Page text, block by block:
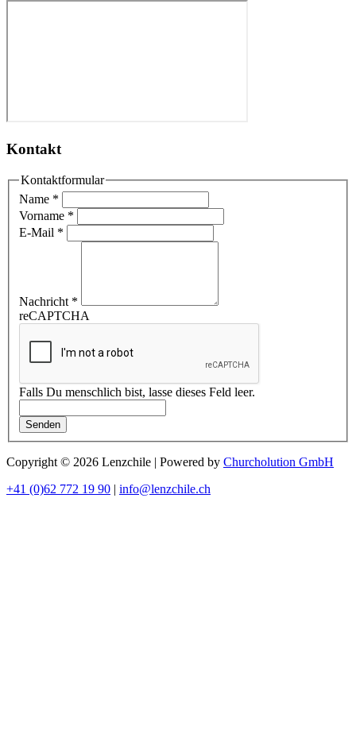
Kontakt
Kontaktformular
Name *
Vorname *
E-Mail *
Nachricht *
reCAPTCHA
Falls Du menschlich bist, lasse dieses Feld leer.
Senden
Copyright © 2026 Lenzchile | Powered by Churcholution GmbH
+41 (0)62 772 19 90 | info@lenzchile.ch